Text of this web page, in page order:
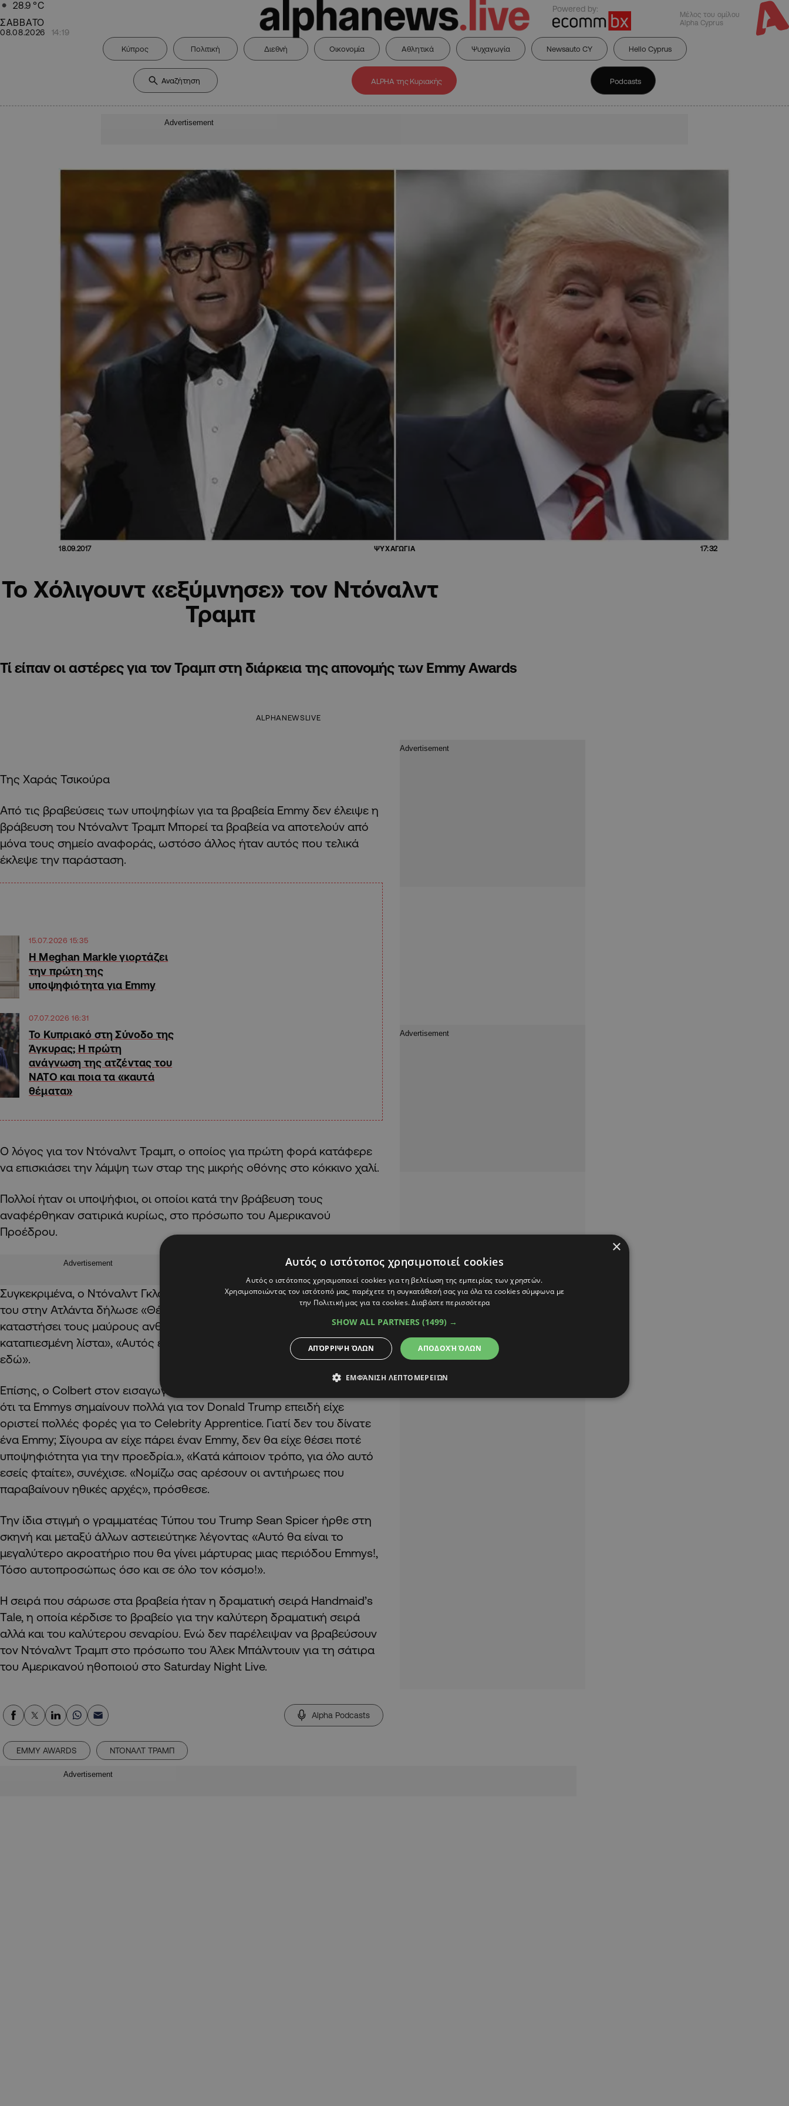
28.9 °C
ΣΑΒΒΑΤΟ
08.08.2026 14:19
Powered by:
Μέλος του ομίλου
Alpha Cyprus
Κύπρος Πολιτική Διεθνή Οικονομία Αθλητικά Ψυχαγωγία Newsauto CY Hello Cyprus
ALPHA της Κυριακής Podcasts
Advertisement
18.09.2017 ΨΥΧΑΓΩΓΙΑ 17:32
Το Χόλιγουντ «εξύμνησε» τον Ντόναλντ
Τραμπ
Τί είπαν οι αστέρες για τον Τραμπ στη διάρκεια της απονομής των Emmy Awards
ALPHANEWSLIVE
Της Χαράς Τσικούρα
Από τις βραβεύσεις των υποψηφίων για τα βραβεία Emmy δεν έλειψε η
βράβευση του Ντόναλντ Τραμπ Μπορεί τα βραβεία να αποτελούν από
μόνα τους σημείο αναφοράς, ωστόσο άλλος ήταν αυτός που τελικά
έκλεψε την παράσταση.
15.07.2026 15:35
Η Meghan Markle γιορτάζει
την πρώτη της
υποψηφιότητα για Emmy
07.07.2026 16:31
Το Κυπριακό στη Σύνοδο της
Άγκυρας; Η πρώτη
ανάγνωση της ατζέντας του
ΝΑΤΟ και ποια τα «καυτά
θέματα»
Ο λόγος για τον Ντόναλντ Τραμπ, ο οποίος για πρώτη φορά κατάφερε
να επισκιάσει την λάμψη των σταρ της μικρής οθόνης στο κόκκινο χαλί.
Πολλοί ήταν οι υποψήφιοι, οι οποίοι κατά την βράβευση τους
αναφέρθηκαν σατιρικά κυρίως, στο πρόσωπο του Αμερικανού
Προέδρου.
Advertisement
Συγκεκριμένα, ο Ντόναλντ Γκλόβερ, νικητής δύο Emmys για την δουλειά
του στην Ατλάντα δήλωσε «Θέλω να ευχαριστήσω το Trump για το να
καταστήσει τους μαύρους ανθρώπους νούμερο ένα στην πιο
καταπιεσμένη λίστα», «Αυτός είναι ο λόγος που είμαι πιθανώς επάνω
εδώ».
Επίσης, ο Colbert στον εισαγωγικό μονόλογο δήλωσε «και γνωρίζουμε
ότι τα Emmys σημαίνουν πολλά για τον Donald Trump επειδή είχε
οριστεί πολλές φορές για το Celebrity Apprentice. Γιατί δεν του δίνατε
ένα Emmy; Σίγουρα αν είχε πάρει έναν Emmy, δεν θα είχε θέσει ποτέ
υποψηφιότητα για την προεδρία.», «Κατά κάποιον τρόπο, για όλο αυτό
εσείς φταίτε», συνέχισε. «Νομίζω σας αρέσουν οι αντιήρωες που
παραβαίνουν ηθικές αρχές», πρόσθεσε.
Την ίδια στιγμή ο γραμματέας Τύπου του Trump Sean Spicer ήρθε στη
σκηνή και μεταξύ άλλων αστειεύτηκε λέγοντας «Αυτό θα είναι το
μεγαλύτερο ακροατήριο που θα γίνει μάρτυρας μιας περιόδου Emmys!,
Τόσο αυτοπροσώπως όσο και σε όλο τον κόσμο!».
Η σειρά που σάρωσε στα βραβεία ήταν η δραματική σειρά Handmaid’s
Tale, η οποία κέρδισε το βραβείο για την καλύτερη δραματική σειρά
αλλά και του καλύτερου σεναρίου. Ενώ δεν παρέλειψαν να βραβεύσουν
τον Ντόναλντ Τραμπ στο πρόσωπο του Άλεκ Μπάλντουιν για τη σάτιρα
του Αμερικανού ηθοποιού στο Saturday Night Live.
Alpha Podcasts
EMMY AWARDS ΝΤΟΝΑΛΤ ΤΡΑΜΠ
Advertisement
×
Αυτός ο ιστότοπος χρησιμοποιεί cookies
Αυτός ο ιστότοπος χρησιμοποιεί cookies για τη βελτίωση της εμπειρίας των χρηστών.
Χρησιμοποιώντας τον ιστότοπό μας, παρέχετε τη συγκατάθεσή σας για όλα τα cookies σύμφωνα με
την Πολιτική μας για τα cookies.Διαβάστε περισσότερα
SHOW ALL PARTNERS (1499) →
ΑΠΟΔΟΧΉ ΌΛΩΝ
ΑΠΌΡΡΙΨΗ ΌΛΩΝ
ΕΜΦΆΝΙΣΗ ΛΕΠΤΟΜΕΡΕΙΏΝ